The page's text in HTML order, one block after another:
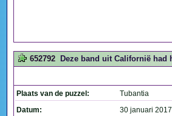
652792 Deze band uit Californië
Plaats van de puzzel:
Tubantia
Datum:
30 januari